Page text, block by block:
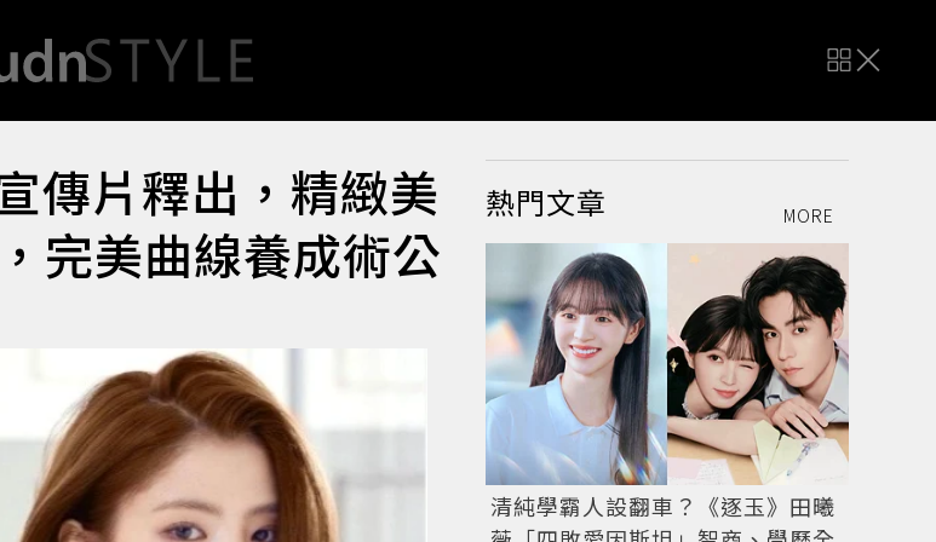
傳片釋出，精緻美
完美曲線養成術公
熱門文章 MORE
清純學霸人設翻車？《逐玉》田曦